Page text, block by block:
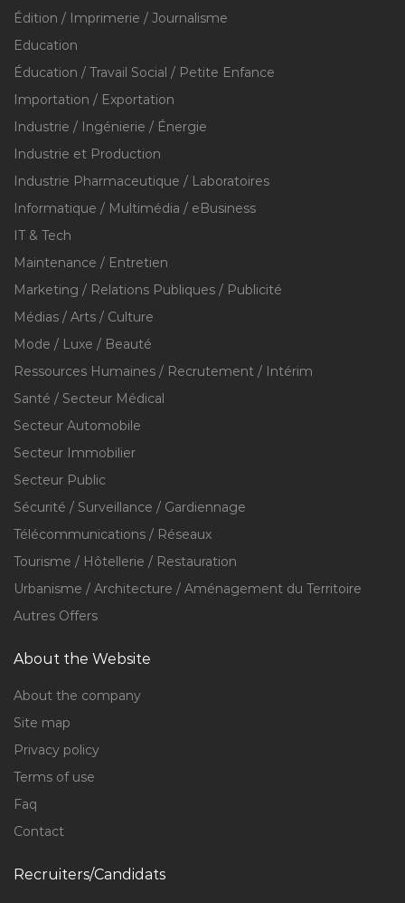
Édition / Imprimerie / Journalisme
Education
Éducation / Travail Social / Petite Enfance
Importation / Exportation
Industrie / Ingénierie / Énergie
Industrie et Production
Industrie Pharmaceutique / Laboratoires
Informatique / Multimédia / eBusiness
IT & Tech
Maintenance / Entretien
Marketing / Relations Publiques / Publicité
Médias / Arts / Culture
Mode / Luxe / Beauté
Ressources Humaines / Recrutement / Intérim
Santé / Secteur Médical
Secteur Automobile
Secteur Immobilier
Secteur Public
Sécurité / Surveillance / Gardiennage
Télécommunications / Réseaux
Tourisme / Hôtellerie / Restauration
Urbanisme / Architecture / Aménagement du Territoire
Autres Offers
About the Website
About the company
Site map
Privacy policy
Terms of use
Faq
Contact
Recruiters/Candidats